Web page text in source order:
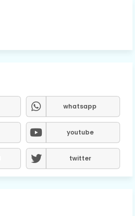
whatsapp
youtube
twitter